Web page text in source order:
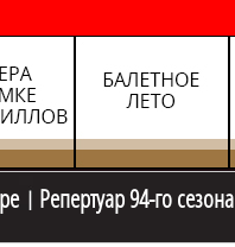
Репертуар 94-го сезона